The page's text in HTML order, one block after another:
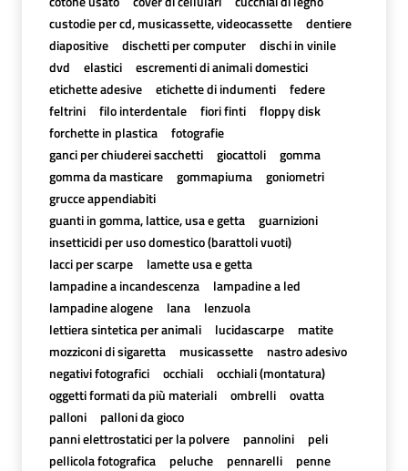
custodie per cd, musicassette, videocassette
dentiere
diapositive
dischetti per computer
dischi in vinile
dvd
elastici
escrementi di animali domestici
etichette adesive
etichette di indumenti
federe
feltrini
filo interdentale fiori finti
floppy disk
forchette in plastica
fotografie
ganci per chiuderei sacchetti
giocattoli
gomma
gomma da masticare
gommapiuma
goniometri
grucce appendiabiti
guanti in gomma, lattice, usa e getta
guarnizioni
insetticidi per uso domestico (barattoli vuoti)
lacci per scarpe
lamette usa e getta
lampadine a incandescenza
lampadine a led
lampadine alogene
lana
lenzuola
lettiera sintetica per animali
lucidascarpe
matite
mozziconi di sigaretta
musicassette
nastro adesivo
negativi fotografici
occhiali
occhiali (montatura)
oggetti formati da più materiali
ombrelli
ovatta
palloni
palloni da gioco
panni elettrostatici per la polvere
pannolini
peli
pellicola fotografica
peluche pennarelli
penne